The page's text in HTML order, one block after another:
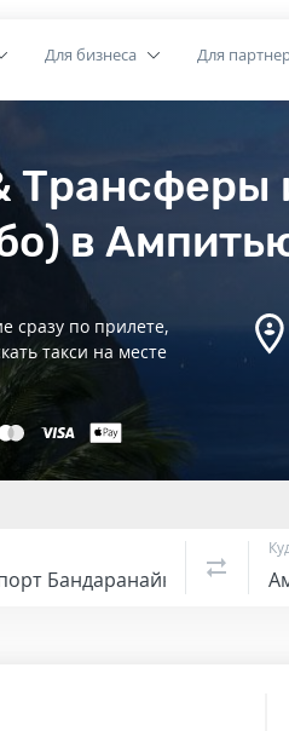
Для бизнеса Для
Трансферы
в
сразу по прилете,
такси на месте